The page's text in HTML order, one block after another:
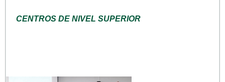
CENTROS DE NIVEL SUPERIOR